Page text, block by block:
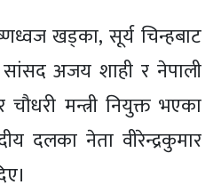
खड्का, सूर्य चिन्हबाट
अजय शाही र नेपाली
चौधरी मन्त्री नियुक्त भएका
दलका नेता वीरेन्द्रकुमार